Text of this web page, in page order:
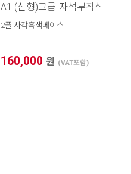
A1 (신형)고급-자석부착식
2폴 사각흑색베이스
160,000 원 (VAT포함)